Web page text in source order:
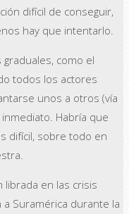
difícil de conseguir,
hay que intentarlo.
graduales, como el
todos los actores
unos a otros (vía
Habría que
difícil, sobre todo en
librada en las crisis
Suramérica durante la